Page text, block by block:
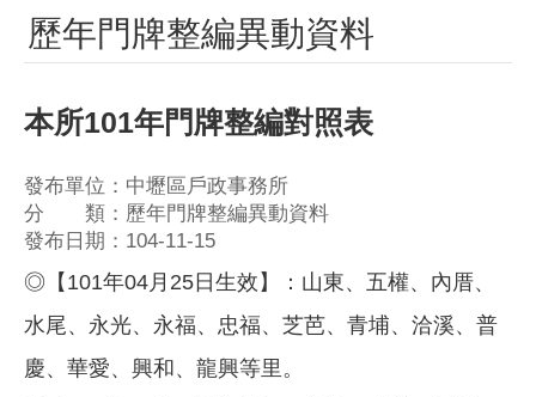
歷年門牌整編異動資料
本所101年門牌整編對照表
發布單位：中壢區戶政事務所
分 類：歷年門牌整編異動資料
發布日期：104-11-15
◎【101年04月25日生效】：山東、五權、內厝、
水尾、永光、永福、忠福、芝芭、青埔、洽溪、普
慶、華愛、興和、龍興等里。